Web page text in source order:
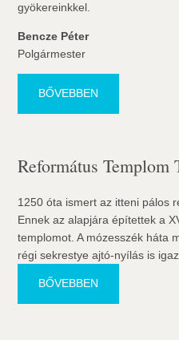
gyökereinkkel.
Bencze Péter
Polgármester
BŐVEBBEN
Református Templom
1250 óta ismert az itteni pálos
Ennek az alapjára építettek a
templomot. A mózesszék háta
régi sekrestye ajtó-nyílás is
BŐVEBBEN